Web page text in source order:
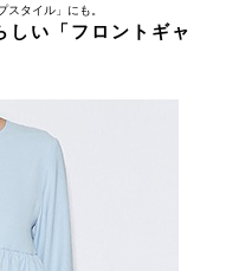
スタイル」にも。
い「フロントギャ